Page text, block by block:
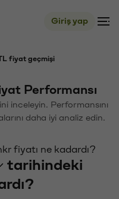
Giriş yap
fiyat geçmişi
Performansı
inceleyin. Performansını
daha iyi analiz edin.
fiyatı ne kadardı?
tarihindeki